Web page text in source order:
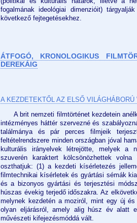
fogalmának ideológiai dimenzióit)
következő fejtegetésekhez.
ÁTFOGÓ, KRONOLOGIKUS
DEREKÁIG
A KEZDETEKTŐL AZ ELSŐ VILÁGHÁBORÚ
A brit nemzeti filmtörténet kezdetein
intézményes háttér szervezné és
találmánya és pár perces filmjeik
feltételrendszere minden országban jóval
kulturális irányelvek létrejötte, melyek a
szuverén karaktert kölcsönözhettek
oszthatjuk: (1) a kezdeti kísérletezés
filmtechnikai kísérletek és gyártási sémák
és a bizonyos gyártási és terjesztési
húszas évekig terjedő időszakra. Az
melynek kezdetén a moziról, mint egy új és
olyan eljárásról, amely alig húsz év alatt
művészeti kifejezésmóddá vált.